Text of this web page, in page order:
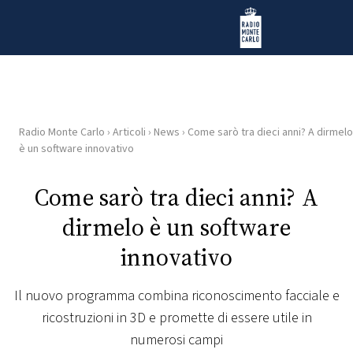
Radio Monte Carlo
HOME
RADIO
PLAYLIST
Radio Monte Carlo › Articoli › News › Come sarò tra dieci anni? A dirmelo
è un software innovativo
Come sarò tra dieci anni? A
dirmelo è un software
innovativo
Il nuovo programma combina riconoscimento facciale e
ricostruzioni in 3D e promette di essere utile in
numerosi campi